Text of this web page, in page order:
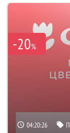
-20%
04:20:25